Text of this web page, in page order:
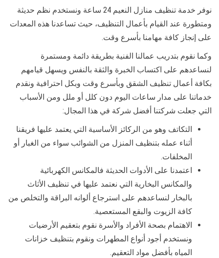
نوفر خدمة تنظيف منازل النعيم 24 ساعة ونستخدم نظم حديثة
ومتطورة عند القيام بأعمال التنظيف، حيث تساعدنا هذه المعدات
على إنجاز كافة مهامنا بأسرع وقت.
وكما نقوم بتدريب عمالنا الفنية بطريقة دائمة ومستمرة
لنساعدهم على اكتساب الخبرة والثقة بالنفس ويسهل قيامهم
بكافة أعمال تنظيف الشقق وبأسرع وقت وبكل احترافية ونقدم
خدماتنا على مدار ساعات اليوم دون كلل أو ملل ومن الأسباب
التي جعلت شركتنا أفضل شركة في هذا المجال:
التكاتف وهو من الركائز الأساسية التي يعتمد عليها فريقنا
أثناء عمله بتنظيف المنزل من الشوائب سواء من الغبار أو
المخلفات.
اعتمدنا على الأدوات الحديثة فالمكانس الكهربائية
والمكانس البخارية التي نعتمد عليها في تنظيف الأثاث
بالبخار لنساعدهم على استرجاع ألوانه البراقة والتخلص من
كافة الزيوت والبقع المستعصية.
الاهتمام بصحة الأفراد والأسرة نقوم بتعقيم الأرضيات
ونستخدم أجود أنواع المطهرات ونقوم بتنظيف خزانات
المياه بأفضل مواد التعقيم.